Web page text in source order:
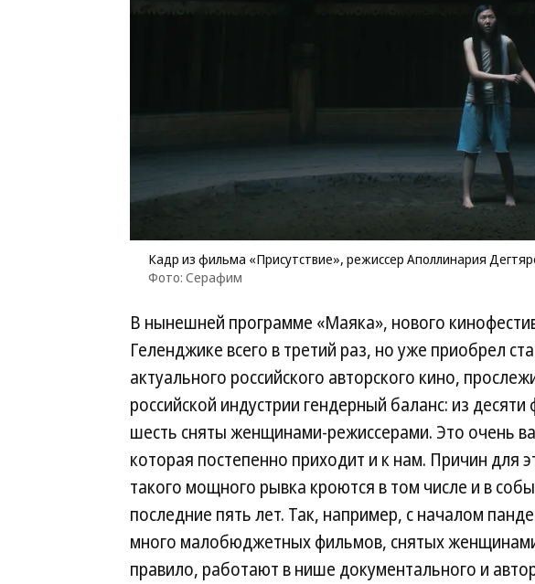
Кадр из фильма «Присутствие», режиссер Аполлинария
Фото: Серафим
В нынешней программе «Маяка», нового
Геленджике всего в третий раз, но уже приобрел
актуального российского авторского кино,
российской индустрии гендерный баланс: из
шесть сняты женщинами-режиссерами. Это очень
которая постепенно приходит и к нам. Причин для
такого мощного рывка кроются в том числе и в
последние пять лет. Так, например, с началом
много малобюджетных фильмов, снятых
правило, работают в нише документального и